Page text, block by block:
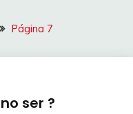
Página 7
ser ?